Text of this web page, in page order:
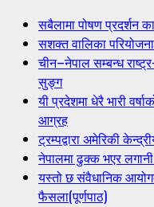
सबैलामा पोषण प्रदर्शन
सशक्त वालिका
चीन–नेपाल सम्बन्ध
सुङ्ग
यी प्रदेशमा धेरै भारी
आग्रह
ट्रम्पद्वारा अमेरिकी
नेपालमा ढुक्क भएर
यस्तो छ संवैधानिक
फैसला(पूर्णपाठ)